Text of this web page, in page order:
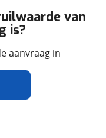
kg
kg
van
is?
aanvraag in